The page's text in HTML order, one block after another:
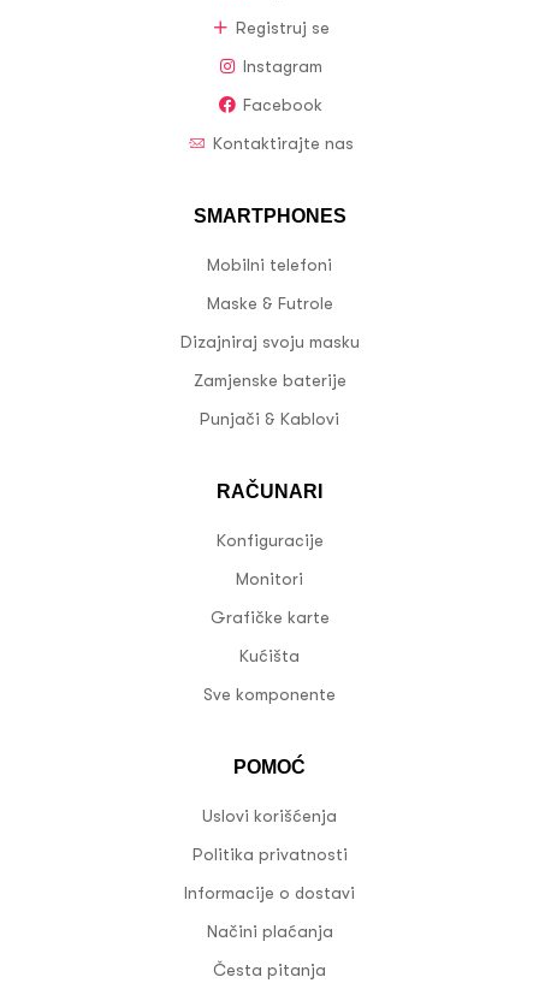
Registruj se
Instagram
Facebook
Kontaktirajte nas
SMARTPHONES
Mobilni telefoni
Maske & Futrole
Dizajniraj svoju masku
Zamjenske baterije
Punjači & Kablovi
RAČUNARI
Konfiguracije
Monitori
Grafičke karte
Kućišta
Sve komponente
POMOĆ
Uslovi korišćenja
Politika privatnosti
Informacije o dostavi
Načini plaćanja
Česta pitanja